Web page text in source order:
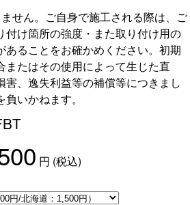
せん。ご自身で施工される際は、ご
付け箇所の強度・また取り付け用の
あることをお確かめください。初期
またはその使用によって生じた直
害、逸失利益等の補償等につきまし
いかねます。
円 (税込)